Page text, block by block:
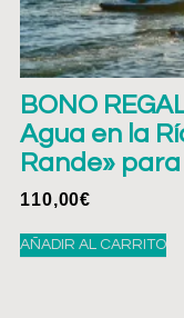
BONO
Agua en la
Rande»
110,00€
AÑADIR AL CARRITO